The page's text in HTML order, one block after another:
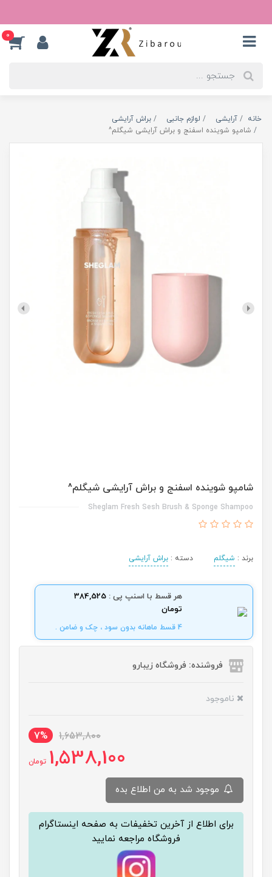
0
خانه آرایشی لوازم جانبی
براش آرایشی
شامپو شوینده اسفنج و براش آرایشی شیگلم^
شامپو شوینده اسفنج و براش آرایشی شیگلم^
Sheglam Fresh Sesh Brush & Sponge Shampoo
برند : شیگلم دسته : براش آرایشی
هر قسط با اسنپ پی : 384,525
تومان
4 قسط ماهانه بدون سود ، چک و ضامن .
فروشنده: فروشگاه زیبارو
ناموجود
1,653,800
7%
1,538,100 تومان
برای اطلاع از آخرین تخفیفات به صفحه اینستاگرام
فروشگاه مراجعه نمایید